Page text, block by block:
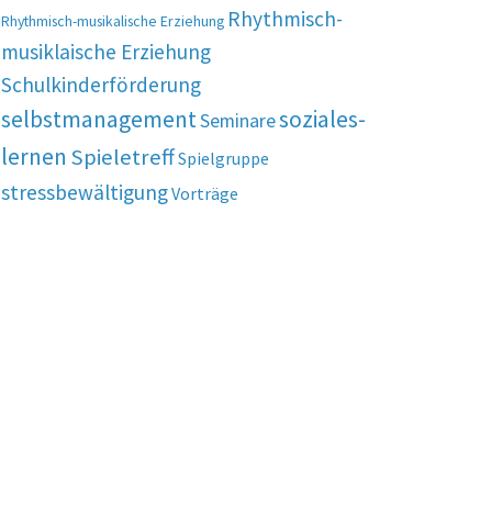
Rhythmisch-musikalische Erziehung Rhythmisch-
musiklaische Erziehung
Schulkinderförderung
selbstmanagementSeminaresoziales-
lernen SpieletreffSpielgruppe
stressbewältigungVorträge